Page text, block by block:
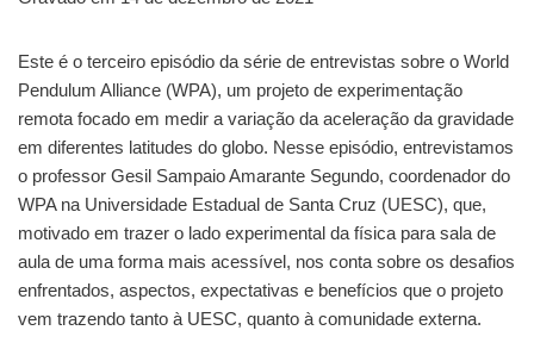
LINK
INCORPO
RAR
Este é o terceiro episódio da série de entrevistas sobre o World
Pendulum Alliance (WPA), um projeto de experimentação
remota focado em medir a variação da aceleração da gravidade
em diferentes latitudes do globo. Nesse episódio, entrevistamos
o professor Gesil Sampaio Amarante Segundo, coordenador do
WPA na Universidade Estadual de Santa Cruz (UESC), que,
motivado em trazer o lado experimental da física para sala de
aula de uma forma mais acessível, nos conta sobre os desafios
enfrentados, aspectos, expectativas e benefícios que o projeto
vem trazendo tanto à UESC, quanto à comunidade externa.